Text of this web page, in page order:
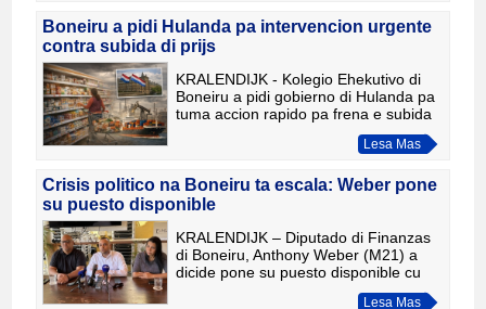
Boneiru a pidi Hulanda pa intervencion urgente
contra subida di prijs
KRALENDIJK - Kolegio Ehekutivo di
Boneiru a pidi gobierno di Hulanda pa
tuma accion rapido pa frena e subida
di prijs riba e isla. Pa motibo di tension
den Medio Oriente y problema den
Lesa Mas
Crisis politico na Boneiru ta escala: Weber pone
su puesto disponible
KRALENDIJK – Diputado di Finanzas
di Boneiru, Anthony Weber (M21) a
dicide pone su puesto disponible cu
efecto inmediato despues cu un crisis
Lesa Mas